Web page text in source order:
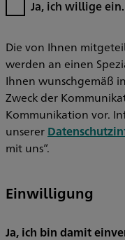
Ja, ich willige ein.
Die von Ihnen
werden an einen
Ihnen wunschgemäß
Zweck der
Kommunikation vor.
unserer
mit uns“.
Einwilligung
Ja, ich bin damit